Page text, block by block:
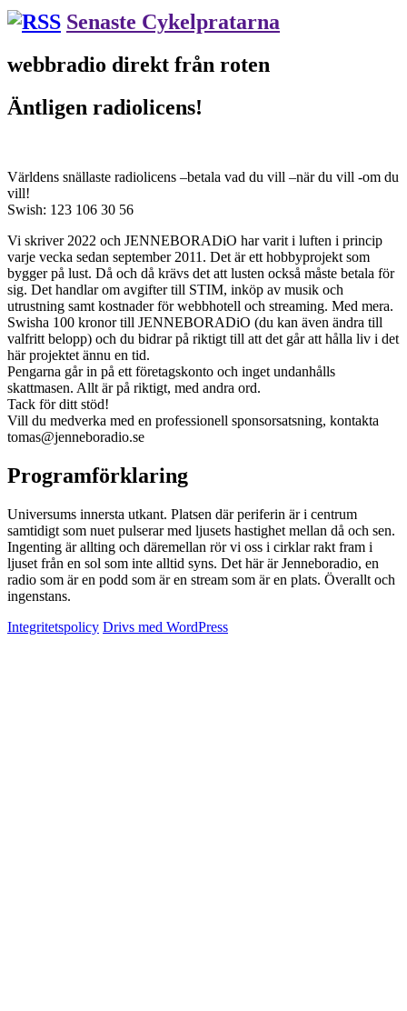
Senaste Cykelpratarna
webbradio direkt från roten
Äntligen radiolicens!
Världens snällaste radiolicens –betala vad du vill –när du vill -om du
vill!
Swish: 123 106 30 56
Vi skriver 2022 och JENNEBORADiO har varit i luften i princip
varje vecka sedan september 2011. Det är ett hobbyprojekt som
bygger på lust. Då och då krävs det att lusten också måste betala för
sig. Det handlar om avgifter till STIM, inköp av musik och
utrustning samt kostnader för webbhotell och streaming. Med mera.
Swisha 100 kronor till JENNEBORADiO (du kan även ändra till
valfritt belopp) och du bidrar på riktigt till att det går att hålla liv i det
här projektet ännu en tid.
Pengarna går in på ett företagskonto och inget undanhålls
skattmasen. Allt är på riktigt, med andra ord.
Tack för ditt stöd!
Vill du medverka med en professionell sponsorsatsning, kontakta
tomas@jenneboradio.se
Programförklaring
Universums innersta utkant. Platsen där periferin är i centrum
samtidigt som nuet pulserar med ljusets hastighet mellan då och sen.
Ingenting är allting och däremellan rör vi oss i cirklar rakt fram i
ljuset från en sol som inte alltid syns. Det här är Jenneboradio, en
radio som är en podd som är en stream som är en plats. Överallt och
ingenstans.
Integritetspolicy Drivs med WordPress